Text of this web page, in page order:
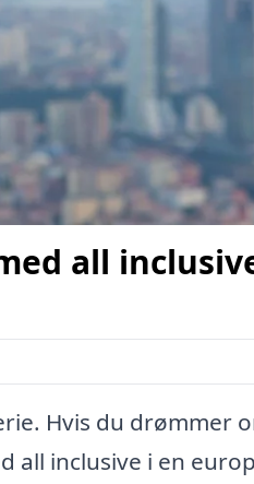
all
Hvis du drømmer
all inclusive i en